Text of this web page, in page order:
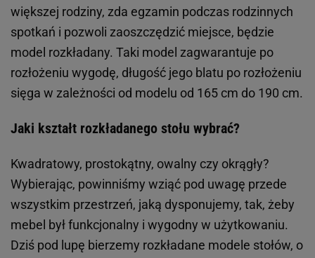
większej rodziny, zda egzamin podczas rodzinnych
spotkań i pozwoli zaoszczędzić miejsce, będzie
model rozkładany. Taki model zagwarantuje po
rozłożeniu wygodę, długość jego blatu po rozłożeniu
sięga w zależności od modelu od 165 cm do 190 cm.
Jaki kształt rozkładanego stołu wybrać?
Kwadratowy, prostokątny, owalny czy okrągły?
Wybierając, powinniśmy wziąć pod uwagę przede
wszystkim przestrzeń, jaką dysponujemy, tak, żeby
mebel był funkcjonalny i wygodny w użytkowaniu.
Dziś pod lupę bierzemy rozkładane modele stołów, o